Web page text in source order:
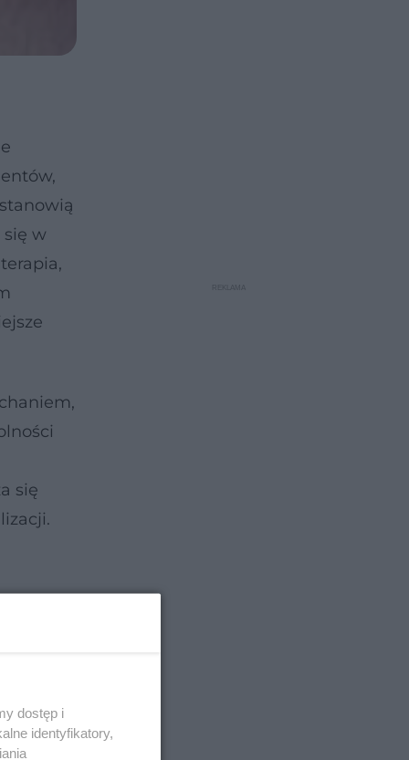
w
się
dostęp i
identyfikatory,